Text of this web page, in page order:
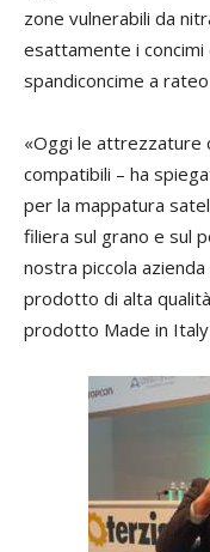
zone vulnerabili da
esattamente i
spandiconcime a
«Oggi le attrezzature
compatibili – ha
per la mappatura
filiera sul grano e sul
nostra piccola
prodotto di alta
prodotto Made in